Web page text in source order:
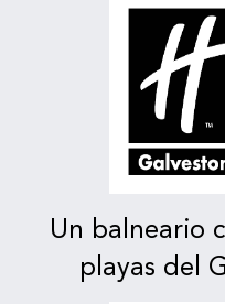
Un balneario
playas del